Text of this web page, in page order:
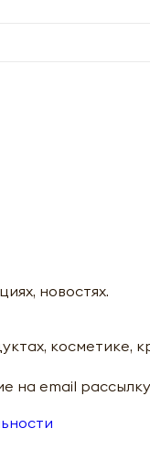
новостях.
косметике,
на email рассылку